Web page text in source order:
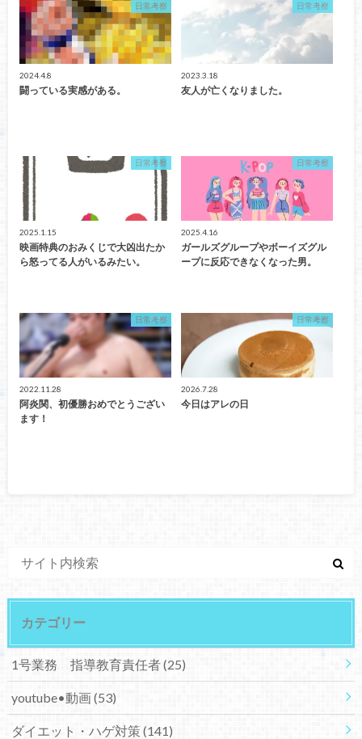
日常考察
2024.4.8
闘っている実感がある。
日常考察
2023.3.18
友人が亡くなりました。
日常考察
2025.1.15
映画特典のおみくじで大凶出たか
ら怒ってる人がいるみたい。
日常考察
2025.4.16
ガールズグループやボーイズグル
ープに反応できなくなった男。
日常考察
2022.11.28
阿炎関、初優勝おめでとうござい
ます！
日常考察
2026.7.28
今日はアレの日
カテゴリー
1号業務 指導教育責任者(25)
youtube•動画(53)
ダイエット・ハゲ対策(141)